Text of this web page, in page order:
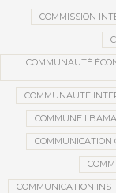
COMMISSION
COMMUNAUTÉ
COMMUNAUTÉ
COMMUNE I
COMMUNICATION
COMMUNICATION